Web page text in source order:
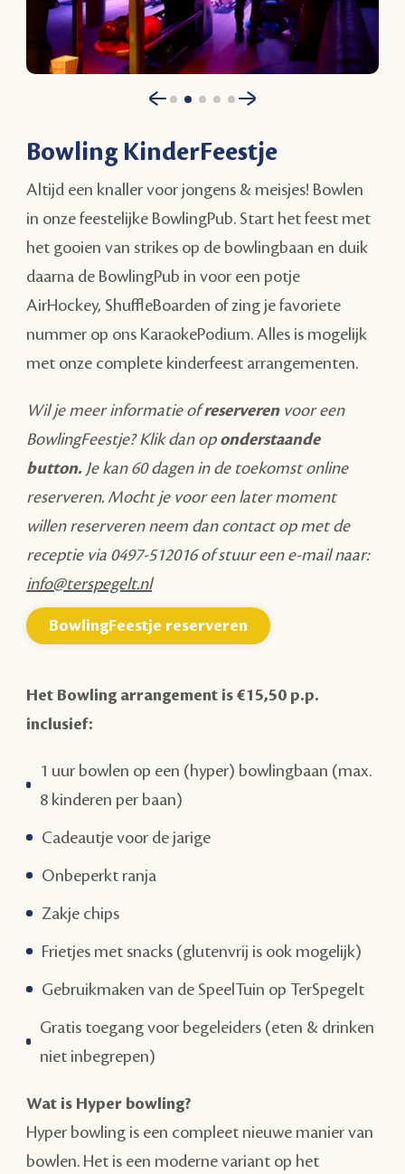
Bowling KinderFeestje
Altijd een knaller voor jongens & meisjes! Bowlen
in onze feestelijke BowlingPub. Start het feest met
het gooien van strikes op de bowlingbaan en duik
daarna de BowlingPub in voor een potje
AirHockey, ShuffleBoarden of zing je favoriete
nummer op ons KaraokePodium. Alles is mogelijk
met onze complete kinderfeest arrangementen.
Wil je meer informatie ofreserverenvoor een
BowlingFeestje? Klik dan op onderstaande
button. Je kan 60 dagen in de toekomst online
reserveren. Mocht je voor een later moment
willen reserveren neem dan contact op met de
receptie via 0497-512016 of stuur een e-mail naar:
info@terspegelt.nl
BowlingFeestje reserveren
Het Bowling arrangement is €15,50 p.p.
inclusief:
1 uur bowlen op een (hyper) bowlingbaan (max.
8 kinderen per baan)
Cadeautje voor de jarige
Onbeperkt ranja
Zakje chips
Frietjes met snacks (glutenvrij is ook mogelijk)
Gebruikmaken van de SpeelTuin op TerSpegelt
Gratis toegang voor begeleiders (eten & drinken
niet inbegrepen)
Wat is Hyper bowling?
Hyper bowling is een compleet nieuwe manier van
bowlen. Het is een moderne variant op het